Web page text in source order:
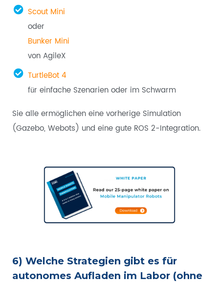
Scout Mini
oder
Bunker Mini
von AgileX
TurtleBot 4
für einfache Szenarien oder im Schwarm
Sie alle ermöglichen eine vorherige Simulation
(Gazebo, Webots) und eine gute ROS 2-Integration.
6) Welche Strategien gibt es für
autonomes Aufladen im Labor (ohne